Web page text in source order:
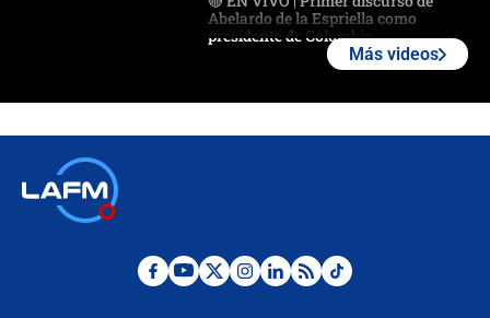
Abelardo de la Espriella como
presidente de Colombia
Desde dermatitis hasta infecciones:
Más videos